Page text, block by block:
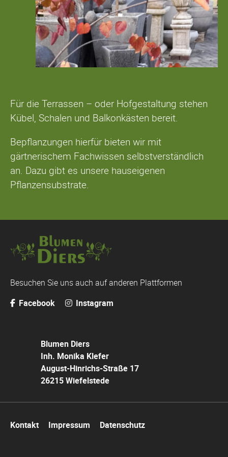
Für die Terrassen – oder Hofgestaltung stehen
Kübel, Schalen und Balkonkästen bereit.
Bepflanzungen hierfür bieten wir mit
gärtnerischem Fachwissen selbstverständlich
an. Dazu gibt es unsere hauseigenen
Pflanzensubstrate.
Besuchen Sie uns auch auf anderen Plattformen
Facebook
Instagram
Blumen Diers
Inh. Monika Klefer
August-Hinrichs-Straße 17
26215 Wiefelstede
überspringen
Kontakt Impressum Datenschutz